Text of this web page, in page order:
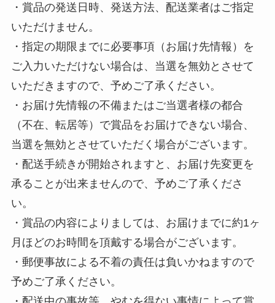
・賞品の発送日時、発送方法、配送業者はご指定
いただけません。
・指定の期限までに必要事項（お届け先情報）を
ご入力いただけない場合は、当選を無効とさせて
いただきますので、予めご了承ください。
・お届け先情報の不備またはご当選者様の都合
（不在、転居等）で賞品をお届けできない場合、
当選を無効とさせていただく場合がございます。
・配送手続きが開始されますと、お届け先変更を
承ることが出来ませんので、予めご了承くださ
い。
・賞品の内容によりましては、お届けまでに約1ヶ
月ほどのお時間を頂戴する場合がございます。
・郵便事故による不着の責任は負いかねますので
予めご了承ください。